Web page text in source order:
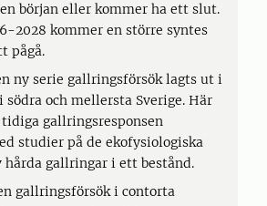
början eller kommer ha ett slut.
2028 kommer en större syntes
pågå.
ny serie gallringsförsök lagts ut i
och mellersta Sverige. Här
gallringsresponsen
studier på de ekofysiologiska
hårda gallringar i ett bestånd.
gallringsförsök i contorta